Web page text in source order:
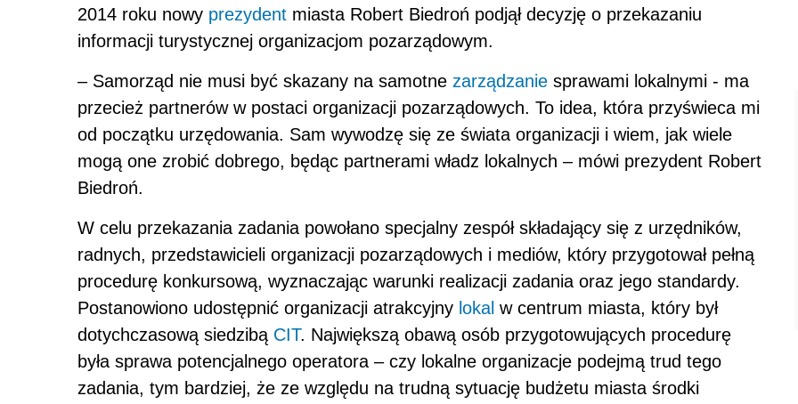
2014 roku nowy prezydent miasta Robert Biedroń podjął decyzję o przekazaniu
informacji turystycznej organizacjom pozarządowym.
– Samorząd nie musi być skazany na samotne zarządzanie sprawami lokalnymi - ma
przecież partnerów w postaci organizacji pozarządowych. To idea, która przyświeca mi
od początku urzędowania. Sam wywodzę się ze świata organizacji i wiem, jak wiele
mogą one zrobić dobrego, będąc partnerami władz lokalnych – mówi prezydent Robert
Biedroń.
W celu przekazania zadania powołano specjalny zespół składający się z urzędników,
radnych, przedstawicieli organizacji pozarządowych i mediów, który przygotował pełną
procedurę konkursową, wyznaczając warunki realizacji zadania oraz jego standardy.
Postanowiono udostępnić organizacji atrakcyjny lokal w centrum miasta, który był
dotychczasową siedzibą CIT. Największą obawą osób przygotowujących procedurę
była sprawa potencjalnego operatora – czy lokalne organizacje podejmą trud tego
zadania, tym bardziej, że ze względu na trudną sytuację budżetu miasta środki